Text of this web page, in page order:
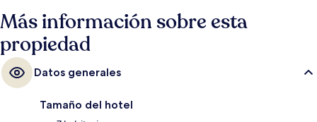
Más información sobre esta
propiedad
Datos generales
Tamaño del hotel